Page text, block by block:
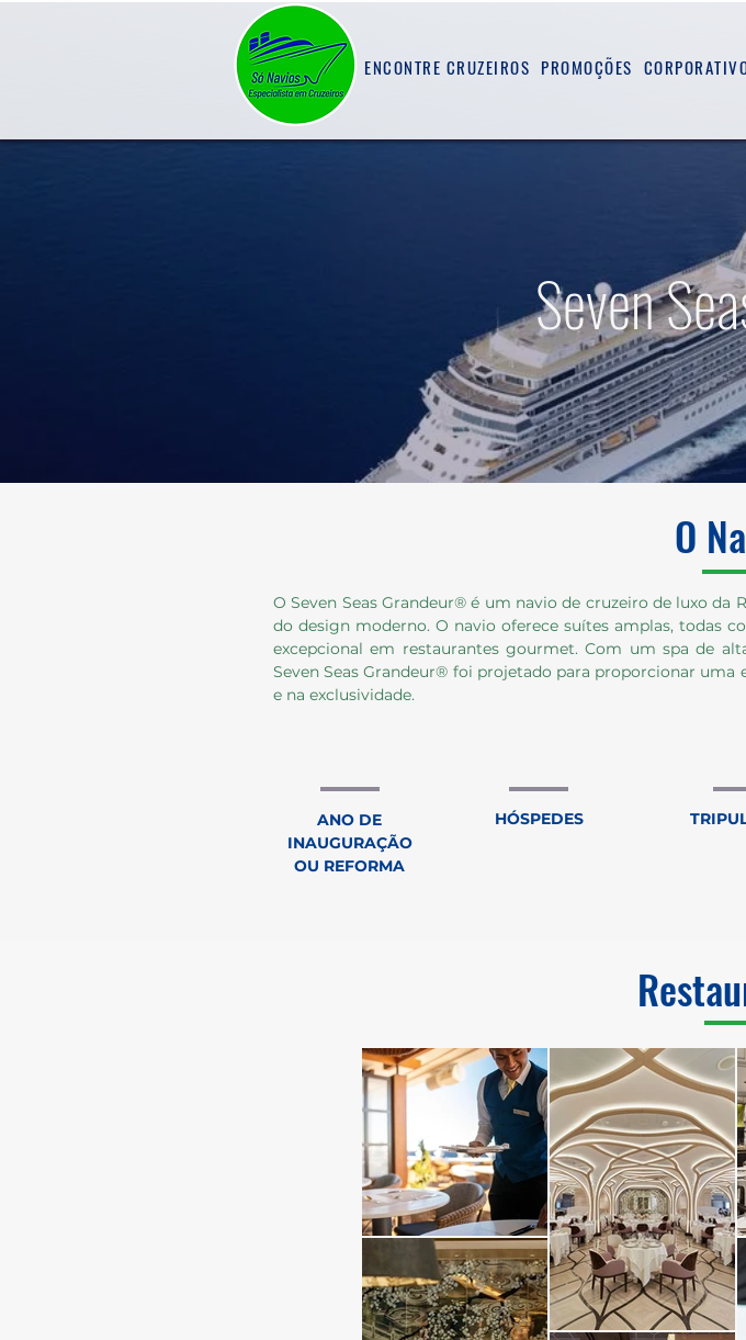
ENCONTRE CRUZEIROS PROMOÇÕES
Seven
O
O Seven Seas Grandeur® é um navio de cruzeiro de luxo da
do design moderno. O navio oferece suítes amplas, todas
excepcional em restaurantes gourmet. Com um spa de
Seven Seas Grandeur® foi projetado para proporcionar
e na exclusividade.
ANO DE
INAUGURAÇÃO
OU REFORMA
HÓSPEDES